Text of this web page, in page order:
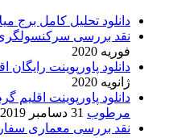
دانلود تحلیل کامل برج
نقد بررسی
فوریه 2020
دانلود پاورپوینت
ژانویه 2020
دانلود پاورپوینت
مرطوب 31 دسامبر 2019
نقد بررسی معماری